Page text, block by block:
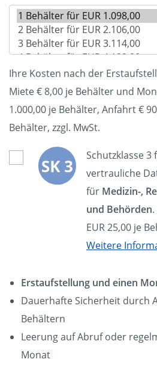
Ihre Kosten nach der
Miete € 8,00 je Behälter und
1.000,00 je Behälter, Anfahrt €
Behälter, zzgl. MwSt.
Schutzklasse
vertrauliche
für Medizin-,
und Behörden
EUR 25,00 je
Weitere
Erstaufstellung und einen
Dauerhafte Sicherheit durch
Behältern
Leerung auf Abruf oder
Monat